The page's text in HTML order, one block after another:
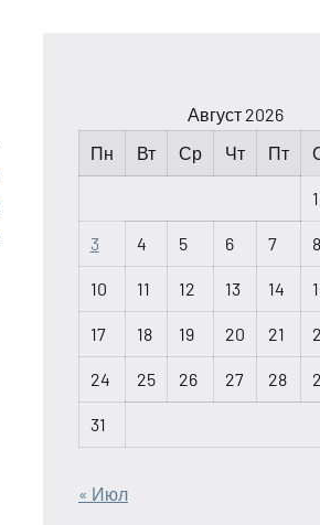
Август 2026
Пн
Вт Ср Чт Пт
1
3 4 5 6 7 8
10 11 12 13 14
17 18 19 20 21
24 25 26 27 28
31
« Июл